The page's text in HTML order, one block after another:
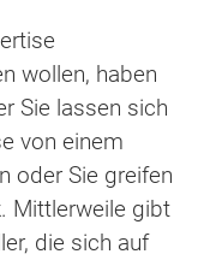
wollen, haben
Sie lassen sich
von einem
oder Sie greifen
Mittlerweile gibt
die sich auf